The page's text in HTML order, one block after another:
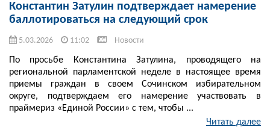
Константин Затулин подтверждает намерение
баллотироваться на следующий срок
5.03.2026 11:02 Новости
По просьбе Константина Затулина, проводящего на
региональной парламентской неделе в настоящее время
приемы граждан в своем Сочинском избирательном
округе, подтверждаем его намерение участвовать в
праймериз «Единой России» с тем, чтобы ...
Читать далее